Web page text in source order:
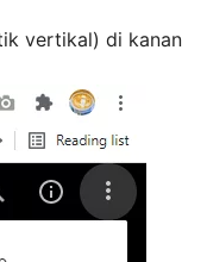
vertikal) di kanan